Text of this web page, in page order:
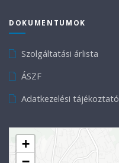
DOKUMENTUMOK
Szolgáltatási árlista
ÁSZF
Adatkezelési tájékoztató
+